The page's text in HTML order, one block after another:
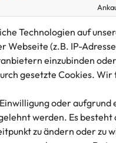
Technologien auf
Webseite (z.B. IP-
einzubinden
gesetzte Cookies.
oder
werden. Es besteht
zu ändern oder zu